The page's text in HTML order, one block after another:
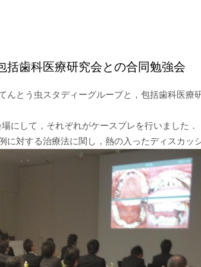
括歯科医療研究会との合同勉強会
んとう虫スタディーグループと，包括歯科医療
にして，それぞれがケースプレを行いました．
に対する治療法に関し，熱の入ったディスカッ